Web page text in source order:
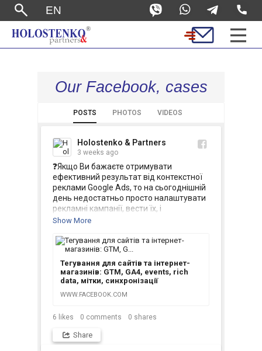
EN
Our Facebook, cases
POSTS PHOTOS VIDEOS
Holostenko & Partners
3 weeks ago
❓Якщо Ви бажаєте отримувати
ефективний результат від контекстної
реклами Google Ads, то на сьогоднішній
день недостатньо просто налаштувати
рекламні кампанії, вести їх, і
впроваджувати новинки
каналі 👉 https://youtu.be/l7OX012Rcu4
📈 Тегування для сайтів та інтернет-
магазинів: GTM, GA4, events, rich data,
мітки, синхронізації
Show More
Тегування для сайтів та інтернет-
магазинів: GTM, GA4, events, rich
data, мітки, синхронізації
WWW.FACEBOOK.COM
6 likes 0 comments 0 shares
Share